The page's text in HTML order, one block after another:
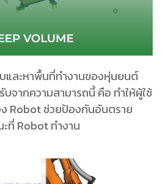
และหาพื้นที่ทํางานของหุ่นยนต์
บจากความสามารถนี้ คือ ทําให้ผู้ใช้
Robot ช่วยป้องกันอันตราย
ที่ Robot ทํางาน